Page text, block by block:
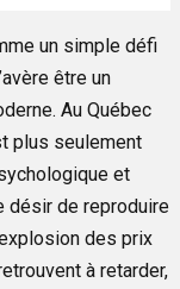
un simple défi
être un
Au Québec
plus seulement
et
désir de reproduire
des prix
à retarder,